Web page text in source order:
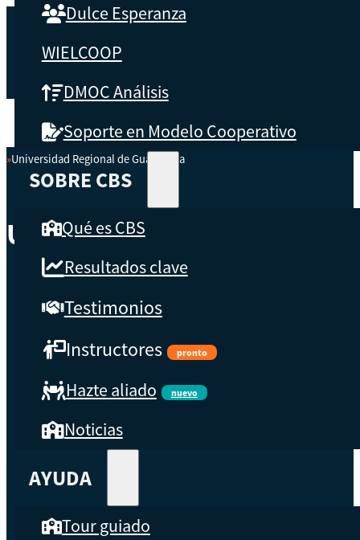
Dulce Esperanza
WIELCOOP
DMOC Análisis
Soporte en Modelo Cooperativo
SOBRE CBS
Qué es CBS
Resultados clave
Testimonios
Instructores
pronto
Hazte aliado nuevo
Noticias
AYUDA
Tour guiado
Inicio
Universidad Regional de Guatemala
Universidad Regional De